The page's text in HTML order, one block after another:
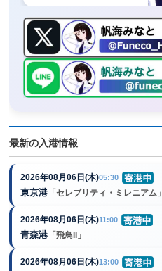
最新の入港情報
2026年08月06日(木)05:30
東京港 「セレブリティ・ミレニアム」
2026年08月06日(木)11:00
青森港 「飛鳥II」
2026年08月06日(木)13:00